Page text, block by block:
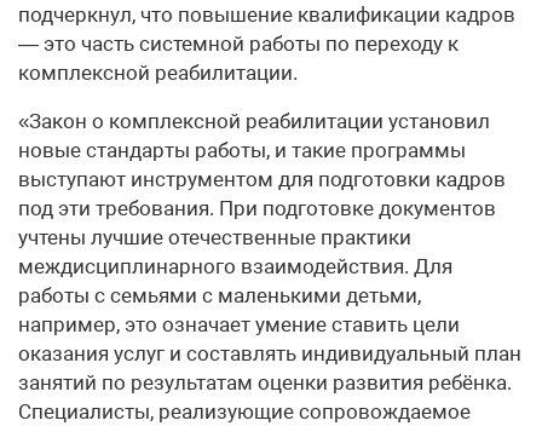
подчеркнул, что повышение квалификации кадров
— это часть системной работы по переходу к
комплексной реабилитации.
«Закон о комплексной реабилитации установил
новые стандарты работы, и такие программы
выступают инструментом для подготовки кадров
под эти требования. При подготовке документов
учтены лучшие отечественные практики
междисциплинарного взаимодействия. Для
работы с семьями c маленькими детьми,
например, это означает умение ставить цели
оказания услуг и составлять индивидуальный план
занятий по результатам оценки развития ребёнка.
Специалисты, реализующие сопровождаемое